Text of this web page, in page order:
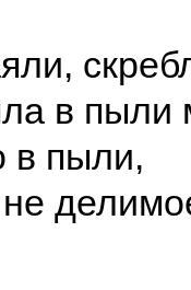
в пыли
в пыли,